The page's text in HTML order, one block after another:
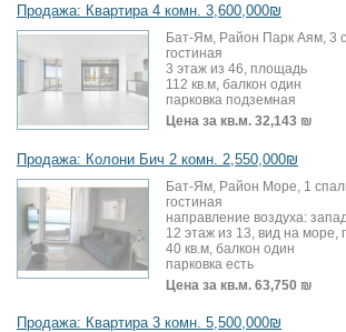
Продажа: Квартира 4 комн. 3,600,000₪
Бат-Ям, Район Парк Аям, 3
гостиная
3 этаж из 46, площадь
112 кв.м, балкон один
парковка подземная
Цена за кв.м. 32,143 ₪
Продажа: Колони Бич 2 комн. 2,550,000₪
Бат-Ям, Район Море, 1
гостиная
направление воздуха: запад
12 этаж из 13, вид на море,
40 кв.м, балкон один
парковка есть
Цена за кв.м. 63,750 ₪
Продажа: Квартира 3 комн. 5,500,000₪